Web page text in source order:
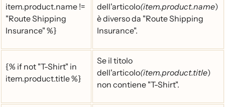
item.product.name !=
"Route Shipping
Insurance" %}
dell'articolo(item.product.name)
è diverso da "Route Shipping
Insurance".
{% if not "T-Shirt" in
item.product.title %}
Se il titolo
dell'articolo(item.product.title)
non contiene "T-Shirt".